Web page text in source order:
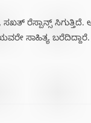
ರೆಸ್ಪಾನ್ಸ್
ಸಾಹಿತ್ಯ